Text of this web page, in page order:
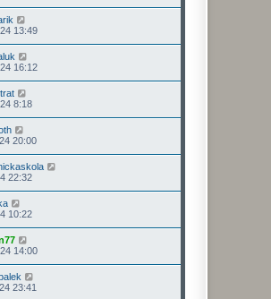
13:49
16:12
8:18
20:00
22:32
10:22
14:00
23:41